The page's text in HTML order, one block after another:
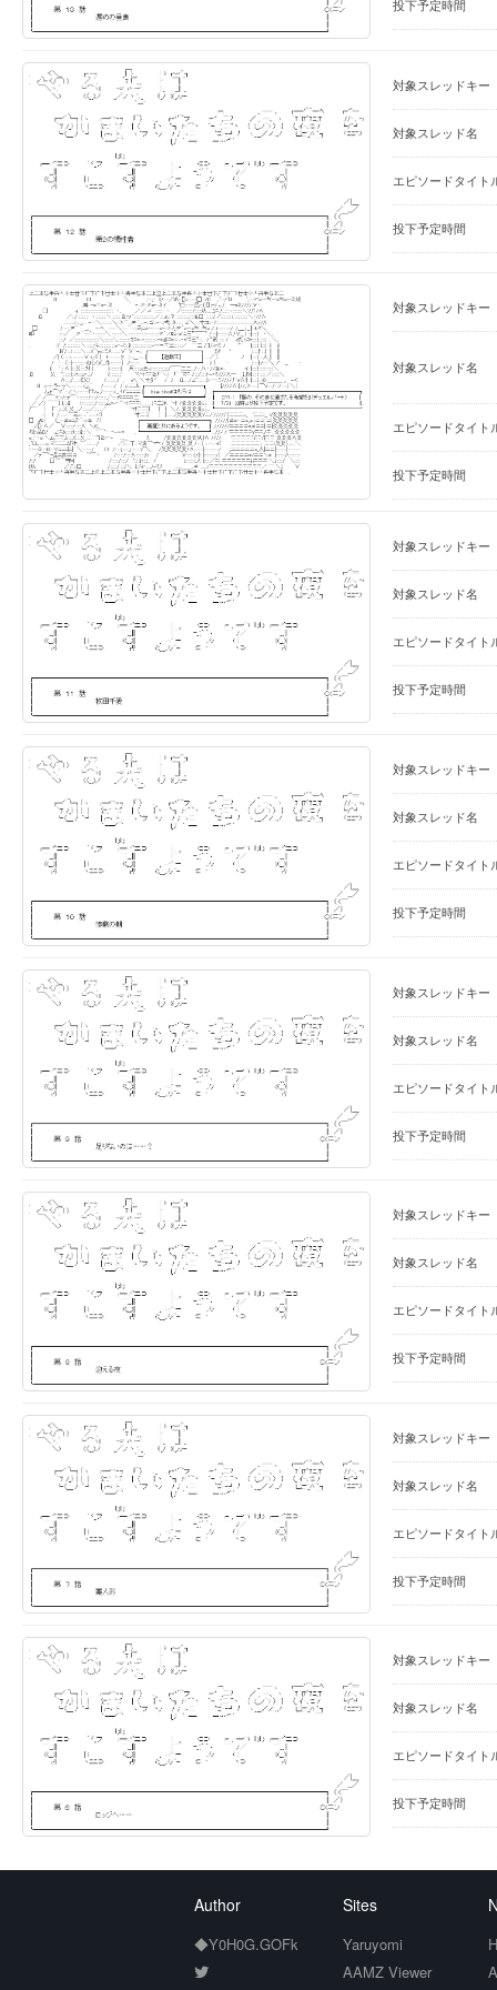
投下予定時間
対象スレッドキー
対象スレッド名
エピソードタイト
投下予定時間
対象スレッドキー
対象スレッド名
エピソードタイト
投下予定時間
対象スレッドキー
対象スレッド名
エピソードタイト
投下予定時間
対象スレッドキー
対象スレッド名
エピソードタイト
投下予定時間
対象スレッドキー
対象スレッド名
エピソードタイト
投下予定時間
対象スレッドキー
対象スレッド名
エピソードタイト
投下予定時間
対象スレッドキー
対象スレッド名
エピソードタイト
投下予定時間
対象スレッドキー
対象スレッド名
エピソードタイト
投下予定時間
Author
◆Y0H0G.GOFk
Sites
Yaruyomi
AAMZ Viewer